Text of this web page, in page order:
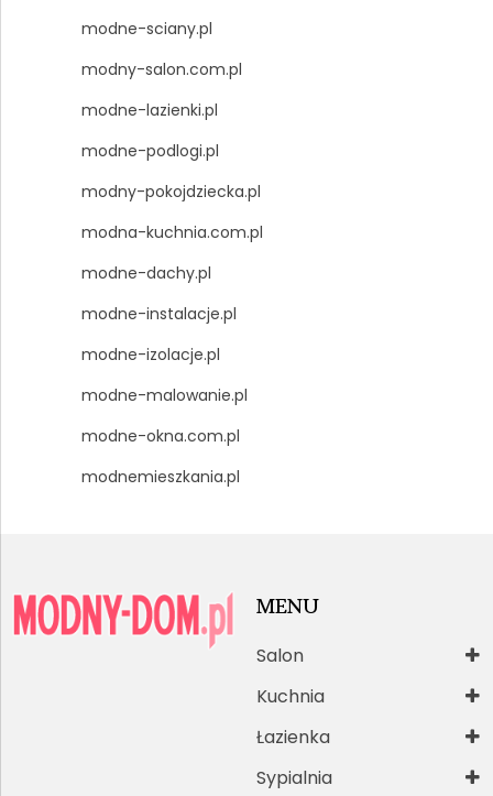
modne-sciany.pl
modny-salon.com.pl
modne-lazienki.pl
modne-podlogi.pl
modny-pokojdziecka.pl
modna-kuchnia.com.pl
modne-dachy.pl
modne-instalacje.pl
modne-izolacje.pl
modne-malowanie.pl
modne-okna.com.pl
modnemieszkania.pl
MENU
Salon
Kuchnia
Łazienka
Sypialnia